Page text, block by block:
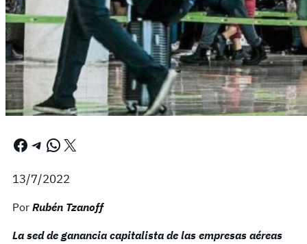
Facebook Telegram WhatsApp X
13/7/2022
Por Rubén Tzanoff
La sed de ganancia capitalista de las empresas aéreas